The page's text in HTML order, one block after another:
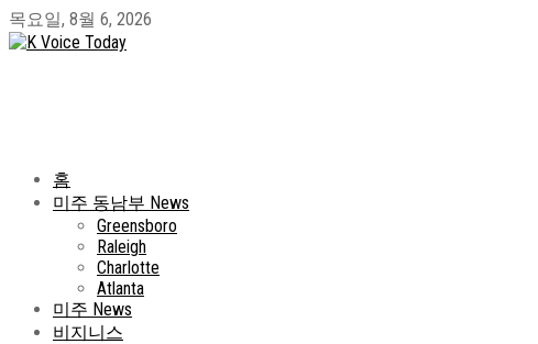
목요일, 8월 6, 2026
홈
미주 동남부 News
Greensboro
Raleigh
Charlotte
Atlanta
미주 News
비지니스